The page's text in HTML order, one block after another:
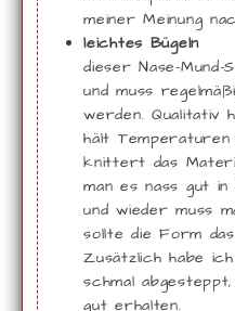
meiner Meinung
leichtes Bügeln
dieser Nase-Mund-
und muss
werden. Qualitativ
hält Temperaturen
knittert das
man es nass gut
und wieder muss
sollte die Form
Zusätzlich habe
schmal
gut erhalten.